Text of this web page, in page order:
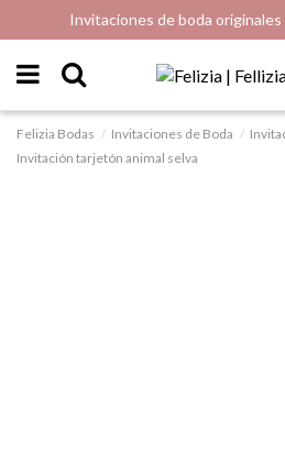
Invitaciones de boda originales
Felizia Bodas Invitaciones de Boda
Invitación tarjetón animal selva